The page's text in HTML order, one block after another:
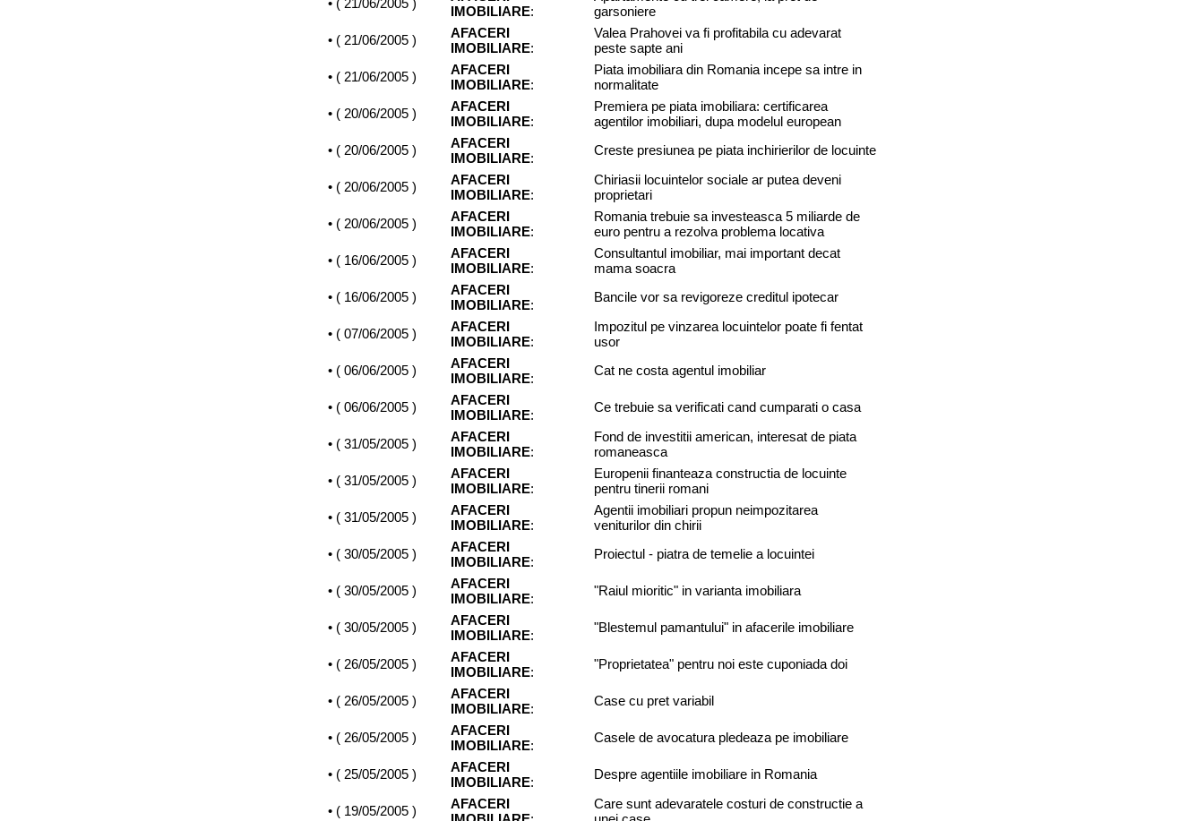
• ( 21/06/2005 )
IMOBILIARE:
garsoniere
• ( 21/06/2005 )
AFACERI
IMOBILIARE:
Valea Prahovei va fi profitabila cu adevarat
peste sapte ani
• ( 21/06/2005 )
AFACERI
IMOBILIARE:
Piata imobiliara din Romania incepe sa intre in
normalitate
• ( 20/06/2005 )
AFACERI
IMOBILIARE:
Premiera pe piata imobiliara: certificarea
agentilor imobiliari, dupa modelul european
• ( 20/06/2005 )
AFACERI
IMOBILIARE:
Creste presiunea pe piata inchirierilor de locuinte
• ( 20/06/2005 )
AFACERI
IMOBILIARE:
Chiriasii locuintelor sociale ar putea deveni
proprietari
• ( 20/06/2005 )
AFACERI
IMOBILIARE:
Romania trebuie sa investeasca 5 miliarde de
euro pentru a rezolva problema locativa
• ( 16/06/2005 )
AFACERI
IMOBILIARE:
Consultantul imobiliar, mai important decat
mama soacra
• ( 16/06/2005 )
AFACERI
IMOBILIARE:
Bancile vor sa revigoreze creditul ipotecar
• ( 07/06/2005 )
AFACERI
IMOBILIARE:
Impozitul pe vinzarea locuintelor poate fi fentat
usor
• ( 06/06/2005 )
AFACERI
IMOBILIARE:
Cat ne costa agentul imobiliar
• ( 06/06/2005 )
AFACERI
IMOBILIARE:
Ce trebuie sa verificati cand cumparati o casa
• ( 31/05/2005 )
AFACERI
IMOBILIARE:
Fond de investitii american, interesat de piata
romaneasca
• ( 31/05/2005 )
AFACERI
IMOBILIARE:
Europenii finanteaza constructia de locuinte
pentru tinerii romani
• ( 31/05/2005 )
AFACERI
IMOBILIARE:
Agentii imobiliari propun neimpozitarea
veniturilor din chirii
• ( 30/05/2005 )
AFACERI
IMOBILIARE:
Proiectul - piatra de temelie a locuintei
• ( 30/05/2005 )
AFACERI
IMOBILIARE:
"Raiul mioritic" in varianta imobiliara
• ( 30/05/2005 )
AFACERI
IMOBILIARE:
"Blestemul pamantului" in afacerile imobiliare
• ( 26/05/2005 )
AFACERI
IMOBILIARE:
"Proprietatea" pentru noi este cuponiada doi
• ( 26/05/2005 )
AFACERI
IMOBILIARE:
Case cu pret variabil
• ( 26/05/2005 )
AFACERI
IMOBILIARE:
Casele de avocatura pledeaza pe imobiliare
• ( 25/05/2005 )
AFACERI
IMOBILIARE:
Despre agentiile imobiliare in Romania
• ( 19/05/2005 )
AFACERI
Care sunt adevaratele costuri de constructie a